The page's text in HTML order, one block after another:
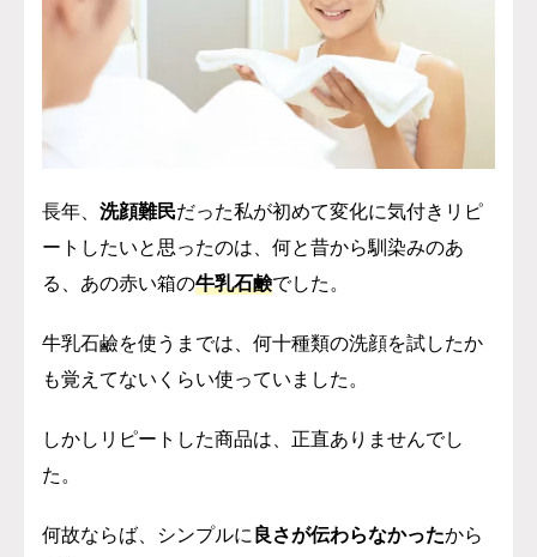
長年、 洗顔難民だった私が初めて変化に気付きリピ
ートしたいと思ったのは、何と昔から馴染みのあ
る、あの赤い箱の牛乳石鹸でした。
牛乳石鹼を使うまでは、何十種類の洗顔を試したか
も覚えてないくらい使っていました。
しかしリピートした商品は、正直ありませんでし
た。
何故ならば、シンプルに良さが伝わらなかったから